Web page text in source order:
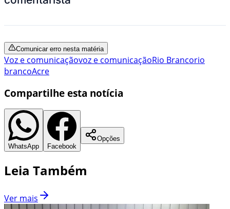
Comunicar erro nesta matéria
Voz e comunicaçãovoz e comunicaçãoRio Brancorio
brancoAcre
Compartilhe esta notícia
WhatsApp Facebook
Opções
Leia Também
Ver mais